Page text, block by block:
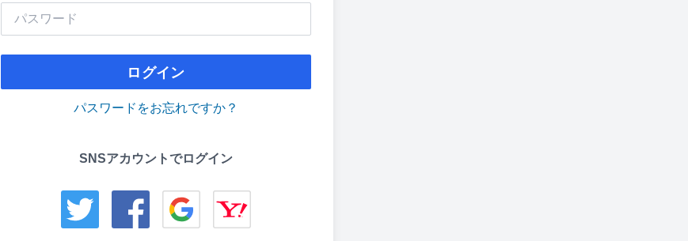
ログイン
パスワードをお忘れですか？
SNSアカウントでログイン